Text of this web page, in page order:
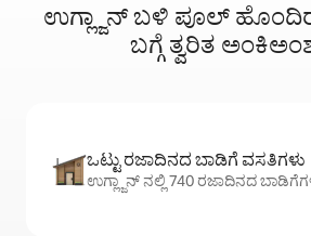
ಉಗ್ಲ್ಜಾನ್ ಬಳಿ ಪೂಲ್
ಬಗ್ಗೆ ತ್ವರಿತ
ಒಟ್ಟು ರಜಾದಿನದ ಬಾಡಿಗೆ ವಸತಿಗಳು
ಉಗ್ಲ್ಜಾನ್ ನಲ್ಲಿ 740 ರಜಾದಿನದ